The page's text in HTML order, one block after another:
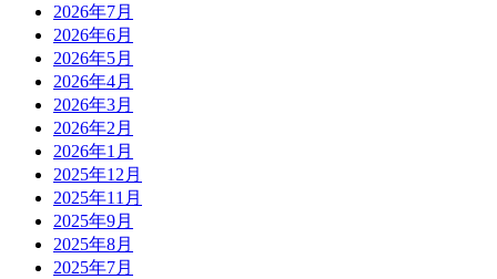
2026年7月
2026年6月
2026年5月
2026年4月
2026年3月
2026年2月
2026年1月
2025年12月
2025年11月
2025年9月
2025年8月
2025年7月